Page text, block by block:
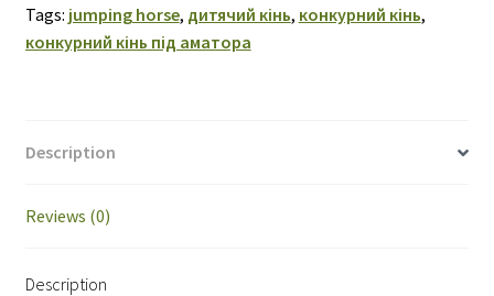
Tags: jumping horse, дитячий кінь, конкурний кінь,
конкурний кінь під аматора
Description
Reviews (0)
Description